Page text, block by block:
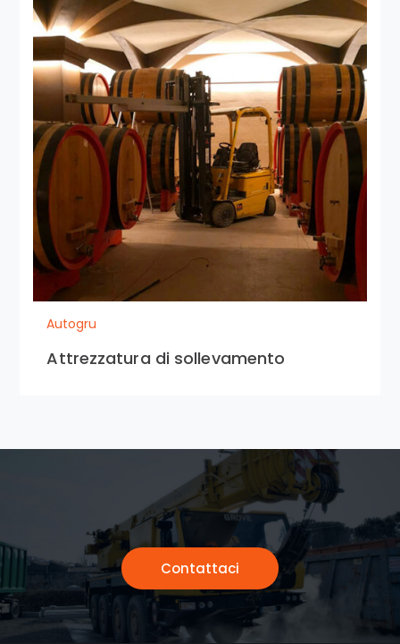
Autogru
Attrezzatura di sollevamento
Contattaci